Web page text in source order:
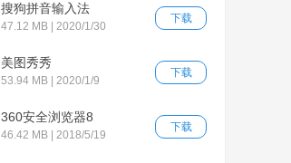
下载
搜狗拼音输入法
47.12 MB | 2020/1/30
下载
美图秀秀
53.94 MB | 2020/1/9
下载
360安全浏览器8
46.42 MB | 2018/5/19